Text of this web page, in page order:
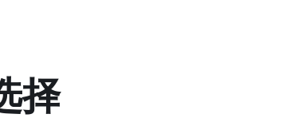
择